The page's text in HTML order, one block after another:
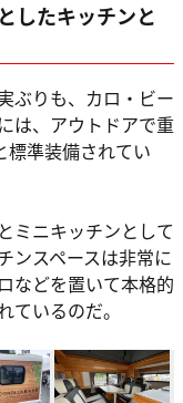
したキッチンと
ぶりも、カロ・ビー
は、アウトドアで重
標準装備されてい
ミニキッチンとして
ンスペースは非常に
などを置いて本格的
いるのだ。